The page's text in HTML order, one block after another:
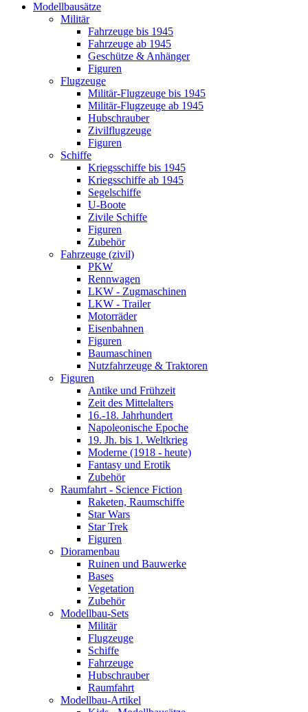
Modellbausätze
Militär
Fahrzeuge bis 1945
Fahrzeuge ab 1945
Geschütze & Anhänger
Figuren
Flugzeuge
Militär-Flugzeuge bis 1945
Militär-Flugzeuge ab 1945
Hubschrauber
Zivilflugzeuge
Figuren
Schiffe
Kriegsschiffe bis 1945
Kriegsschiffe ab 1945
Segelschiffe
U-Boote
Zivile Schiffe
Figuren
Zubehör
Fahrzeuge (zivil)
PKW
Rennwagen
LKW - Zugmaschinen
LKW - Trailer
Motorräder
Eisenbahnen
Figuren
Baumaschinen
Nutzfahrzeuge & Traktoren
Figuren
Antike und Frühzeit
Zeit des Mittelalters
16.-18. Jahrhundert
Napoleonische Epoche
19. Jh. bis 1. Weltkrieg
Moderne (1918 - heute)
Fantasy und Erotik
Zubehör
Raumfahrt - Science Fiction
Raketen, Raumschiffe
Star Wars
Star Trek
Figuren
Dioramenbau
Ruinen und Bauwerke
Bases
Vegetation
Zubehör
Modellbau-Sets
Militär
Flugzeuge
Schiffe
Fahrzeuge
Hubschrauber
Raumfahrt
Modellbau-Artikel